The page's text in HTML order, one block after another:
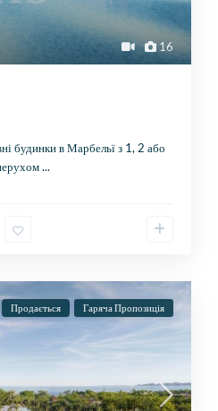
16
будинки в Марбельї з 1, 2 або
...
Продається Гаряча Пропозиція